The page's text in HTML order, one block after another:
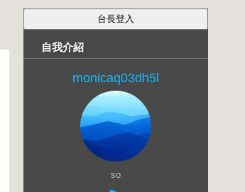
自我介紹
monicaq03dh5l
so